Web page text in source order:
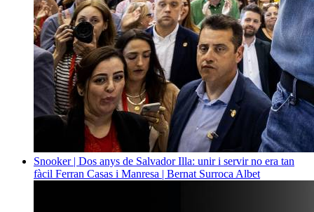
Snooker | Dos anys de Salvador Illa: unir i servir no era tan
fàcil Ferran Casas i Manresa | Bernat Surroca Albet